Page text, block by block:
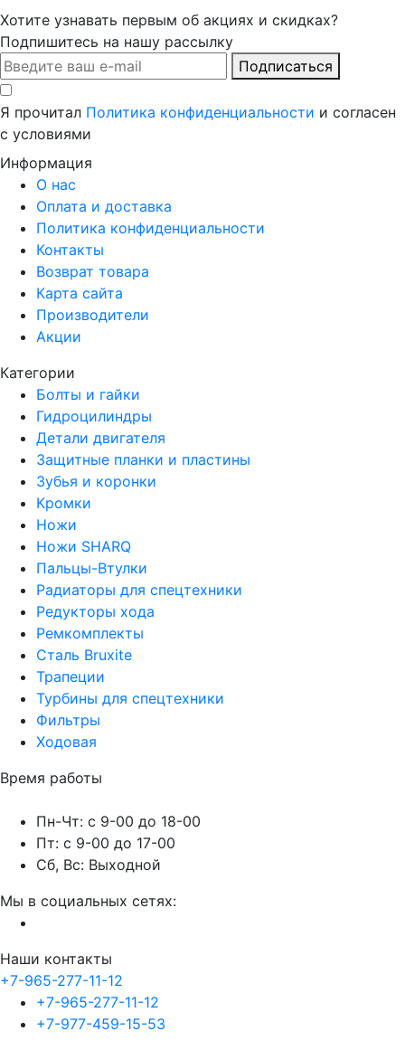
Хотите узнавать первым об акциях и скидках?
Подпишитесь на нашу рассылку
Подписаться
Я прочитал Политика конфиденциальности и согласен
с условиями
Информация
О нас
Оплата и доставка
Политика конфиденциальности
Контакты
Возврат товара
Карта сайта
Производители
Акции
Категории
Болты и гайки
Гидроцилиндры
Детали двигателя
Защитные планки и пластины
Зубья и коронки
Кромки
Ножи
Ножи SHARQ
Пальцы-Втулки
Радиаторы для спецтехники
Редукторы хода
Ремкомплекты
Сталь Bruxite
Трапеции
Турбины для спецтехники
Фильтры
Ходовая
Время работы
Пн-Чт: с 9-00 до 18-00
Пт: с 9-00 до 17-00
Сб, Вс: Выходной
Мы в социальных сетях:
Наши контакты
+7-965-277-11-12
+7-965-277-11-12
+7-977-459-15-53